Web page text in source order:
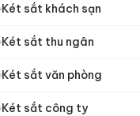
Két sắt khách sạn
Két sắt thu ngân
Két sắt văn phòng
Két sắt công ty